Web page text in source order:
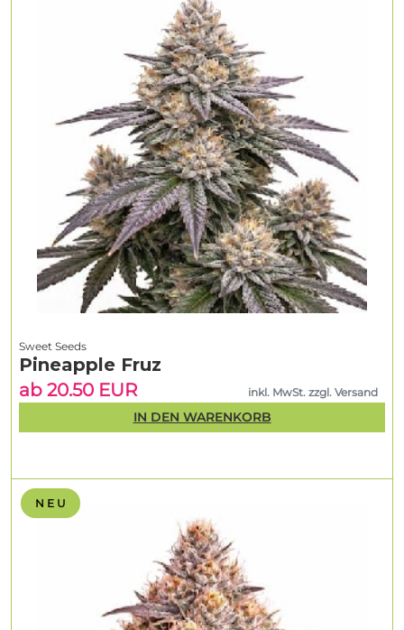
N E U
Sweet Seeds
Pineapple Fruz
ab 20.50 EUR
inkl. MwSt. zzgl. Versand
IN DEN WARENKORB